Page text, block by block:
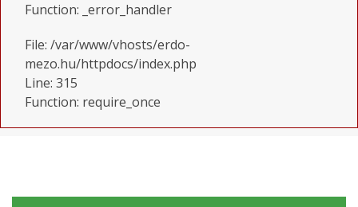
Function: _error_handler
File: /var/www/vhosts/erdo-
mezo.hu/httpdocs/index.php
Line: 315
Function: require_once